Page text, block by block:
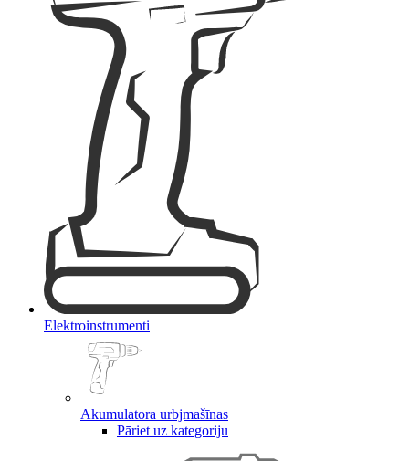
Elektroinstrumenti
Akumulatora urbjmašīnas
Pāriet uz kategoriju